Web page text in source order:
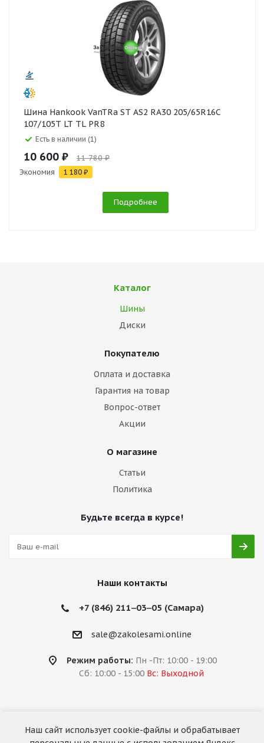
Шина Hankook VanTRa ST AS2 RA30 205/65R16C
107/105T LT TL PR8
Есть в наличии (1)
10 600 ₽ 11 780 ₽
Экономия 1 180 ₽
Подробнее
Каталог
Шины
Диски
Покупателю
Оплата и доставка
Гарантия на товар
Вопрос-ответ
Акции
О магазине
Статьи
Политика
Будьте всегда в курсе!
Наши контакты
+7 (846) 211‒03‒05 (Самара)
sale@zakolesami.online
Режим работы: Пн -Пт: 10:00 - 19:00
Сб: 10:00 - 15:00 Вс: Выходной
2026 © «За колёсами.Online»
Наш сайт использует cookie-файлы и обрабатывает